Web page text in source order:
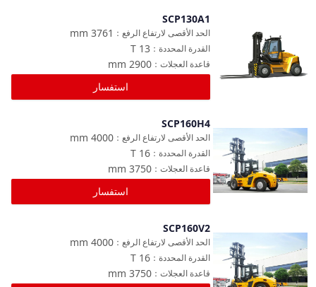
SCP130A1
3761
mm الحد الأقصى لارتفاع الرفع ：
13
T القدرة المحددة ：
2900
mm قاعدة العجلات ：
استفسار
مقارنة
SCP160H4
4000
mm الحد الأقصى لارتفاع الرفع ：
16
T القدرة المحددة ：
3750
mm قاعدة العجلات ：
استفسار
مقارنة
SCP160V2
4000
mm الحد الأقصى لارتفاع الرفع ：
16
T القدرة المحددة ：
3750
mm قاعدة العجلات ：